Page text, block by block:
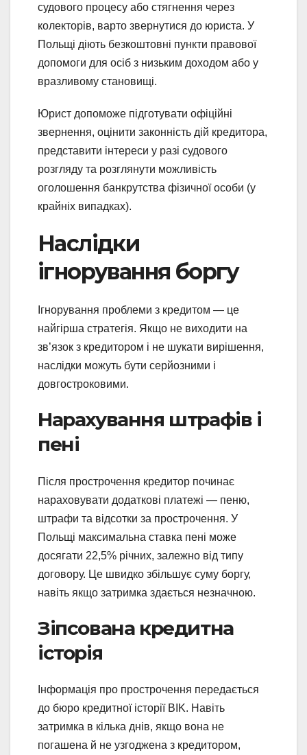
судового процесу або стягнення через
колекторів, варто звернутися до юриста. У
Польщі діють безкоштовні пункти правової
допомоги для осіб з низьким доходом або у
вразливому становищі.
Юрист допоможе підготувати офіційні
звернення, оцінити законність дій кредитора,
представити інтереси у разі судового
розгляду та розглянути можливість
оголошення банкрутства фізичної особи (у
крайніх випадках).
Наслідки
ігнорування боргу
Ігнорування проблеми з кредитом — це
найгірша стратегія. Якщо не виходити на
зв’язок з кредитором і не шукати вирішення,
наслідки можуть бути серйозними і
довгостроковими.
Нарахування штрафів і
пені
Після прострочення кредитор починає
нараховувати додаткові платежі — пеню,
штрафи та відсотки за прострочення. У
Польщі максимальна ставка пені може
досягати 22,5% річних, залежно від типу
договору. Це швидко збільшує суму боргу,
навіть якщо затримка здається незначною.
Зіпсована кредитна
історія
Інформація про прострочення передається
до бюро кредитної історії BIK. Навіть
затримка в кілька днів, якщо вона не
погашена й не узгоджена з кредитором,